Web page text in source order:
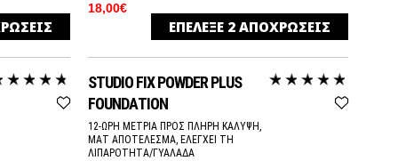
18,00€
ΕΠΕΛΕΞΕ 2ΑΠΟΧΡΩΣΕΙΣ
BLUSHBABYSHEERTONE
GINGERLY
STUDIO FIX POWDER PLUS
FOUNDATION
12-ΩΡΗ ΜΕΤΡΙΑ ΠΡΟΣ ΠΛΗΡΗ ΚΑΛΥΨΗ,
ΜΑΤ ΑΠΟΤΕΛΕΣΜΑ, ΕΛΕΓΧΕΙ ΤΗ
ΛΙΠΑΡΟΤΗΤΑ/ΓΥΑΛΑΔΑ